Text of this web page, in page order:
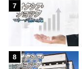
7
8